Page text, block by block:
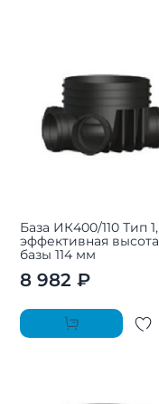
База ИК400/110 Тип 1,
эффективная высота
базы 114 мм
8 982 ₽